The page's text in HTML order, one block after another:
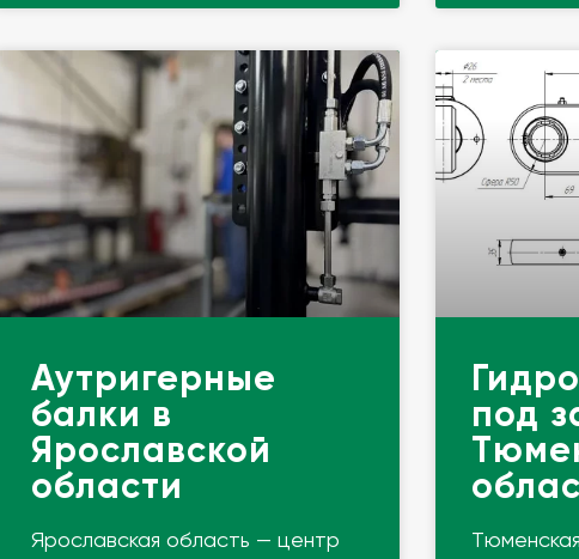
Аутригерные
балки в
Ярославской
области
Ярославская область — центр
под